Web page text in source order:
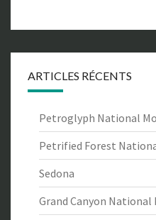
ARTICLES RÉCENTS
Petroglyph National
Petrified Forest
Sedona
Grand Canyon National